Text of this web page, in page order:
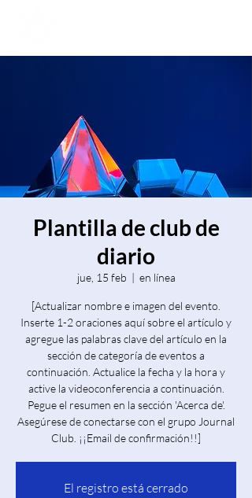
Plantilla de club de
diario
jue, 15 feb
  |
en línea
[Actualizar nombre e imagen del evento.
Inserte 1-2 oraciones aquí sobre el artículo y
agregue las palabras clave del artículo en la
sección de categoría de eventos a
continuación. Actualice la fecha y la hora y
active la videoconferencia a continuación.
Pegue el resumen en la sección 'Acerca de'.
Asegúrese de conectarse con el grupo Journal
Club. ¡¡Email de confirmación!!]
El registro está cerrado